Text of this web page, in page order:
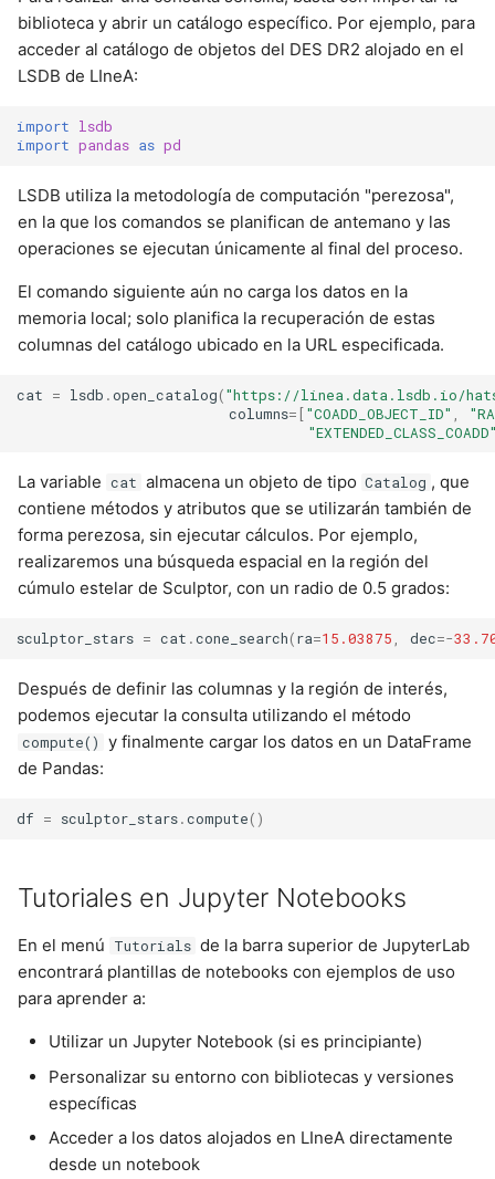
biblioteca y abrir un catálogo específico. Por ejemplo, para
acceder al catálogo de objetos del DES DR2 alojado en el
LSDB de LIneA:
import
lsdb
import pandas as pd
LSDB utiliza la metodología de computación "perezosa",
en la que los comandos se planifican de antemano y las
operaciones se ejecutan únicamente al final del proceso.
El comando siguiente aún no carga los datos en la
memoria local; solo planifica la recuperación de estas
columnas del catálogo ubicado en la URL especificada.
cat = lsdb .open_catalog("https://linea.data.lsdb.io/
columns= ["COADD_OBJECT_ID"
La variable cat almacena un objeto de tipo Catalog , que
contiene métodos y atributos que se utilizarán también de
forma perezosa, sin ejecutar cálculos. Por ejemplo,
realizaremos una búsqueda espacial en la región del
cúmulo estelar de Sculptor, con un radio de 0.5 grados:
sculptor_stars = cat .cone_search(ra=15.03875 , dec=-
Después de definir las columnas y la región de interés,
podemos ejecutar la consulta utilizando el método
compute()
y finalmente cargar los datos en un DataFrame
de Pandas:
df = sculptor_stars.compute()
Tutoriales en Jupyter Notebooks
En el menú Tutorials de la barra superior de JupyterLab
encontrará plantillas de notebooks con ejemplos de uso
para aprender a:
Utilizar un Jupyter Notebook (si es principiante)
Personalizar su entorno con bibliotecas y versiones
específicas
Acceder a los datos alojados en LIneA directamente
desde un notebook